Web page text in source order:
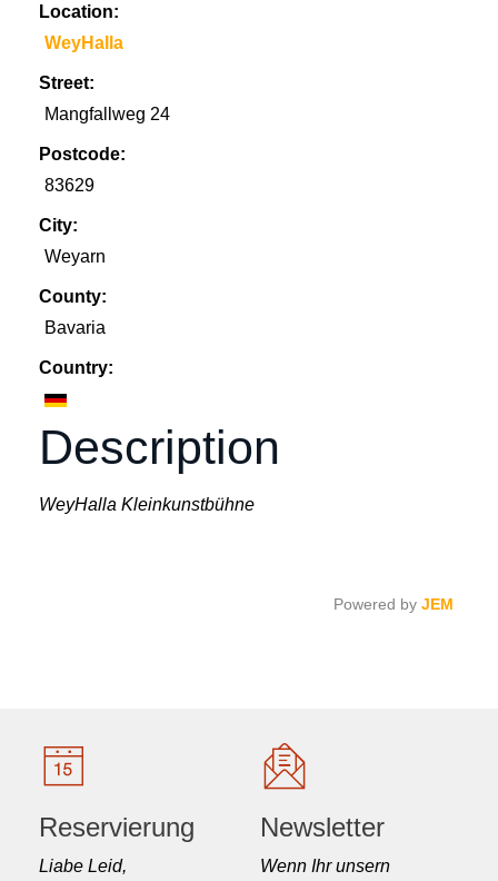
Location:
WeyHalla
Street:
Mangfallweg 24
Postcode:
83629
City:
Weyarn
County:
Bavaria
Country:
Description
WeyHalla Kleinkunstbühne
Powered by JEM
Reservierung
Liabe Leid,
Newsletter
Wenn Ihr unsern